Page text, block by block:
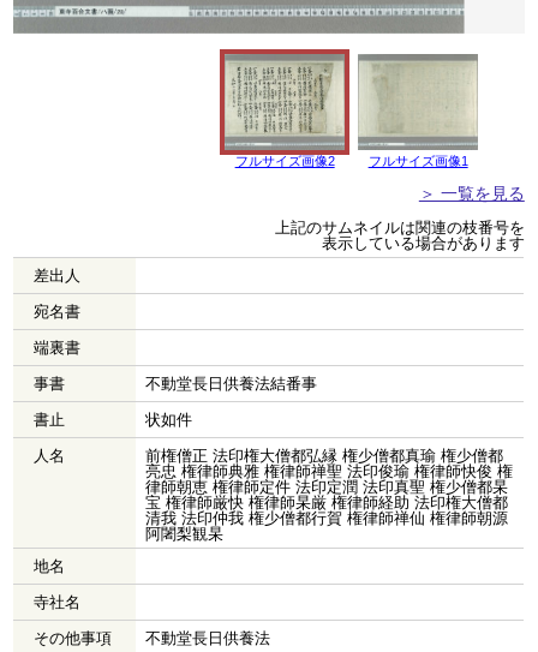
フルサイズ画像2 フルサイズ画像1
＞ 一覧を見る
上記のサムネイルは関連の枝番号を
表示している場合があります
差出人
宛名書
端裏書
事書
不動堂長日供養法結番事
書止
状如件
人名
前権僧正 法印権大僧都弘縁 権少僧都真瑜 権少僧都
亮忠 権律師典雅 権律師禅聖 法印俊瑜 権律師快俊 権
律師朝恵 権律師定件 法印定潤 法印真聖 権少僧都杲
宝 権律師厳快 権律師杲厳 権律師経助 法印権大僧都
清我 法印仲我 権少僧都行賀 権律師禅仙 権律師朝源
阿闍梨観杲
地名
寺社名
その他事項
不動堂長日供養法